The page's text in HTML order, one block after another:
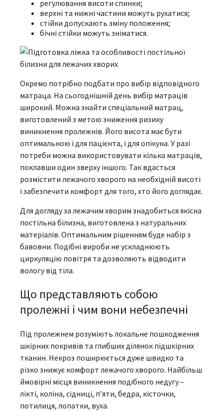
регулювання висоти спинки;
верхні та нижні частини можуть рухатися;
стійки допускають зміну положення;
бічні стійки можуть зніматися.
Окремо потрібно подбати про вибір відповідного
матраца. На сьогоднішній день вибір матраців
широкий. Можна знайти спеціальний матрац,
виготовлений з метою зниження ризику
виникнення пролежнів. Його висота має бути
оптимальною і для пацієнта, і для опікуна. У разі
потреби можна використовувати кілька матраців,
поклавши один зверху іншого. Так вдасться
розмістити лежачого хворого на необхідній висоті
і забезпечити комфорт для того, хто його доглядає.
Для догляду за лежачим хворим знадобиться якісна
постільна білизна, виготовлена з натуральних
матеріалів. Оптимальним рішенням буде набір з
бавовни. Подібні вироби не ускладнюють
циркуляцію повітря та дозволяють відводити
вологу від тіла.
Що представляють собою
пролежні і чим вони небезпечні
Під пролежнем розуміють локальне пошкодження
шкірних покривів та глибших ділянок підшкірних
тканин. Некроз поширюється дуже швидко та
різко знижує комфорт лежачого хворого. Найбільш
ймовірні місця виникнення подібного недугу –
лікті, коліна, сідниці, п’яти, бедра, кісточки,
потилиця, лопатки, вуха.